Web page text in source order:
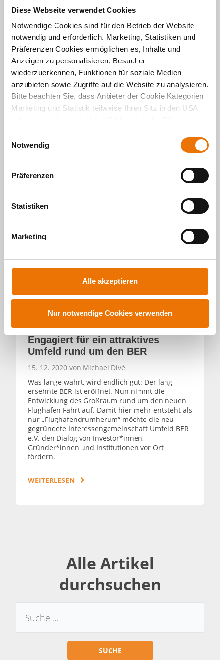
Diese Webseite verwendet Cookies
Notwendige Cookies sind für den Betrieb der Website
notwendig und erforderlich. Marketing, Statistiken und
Präferenzen Cookies ermöglichen es, Inhalte und
Anzeigen zu personalisieren, Besucher
wiederzuerkennen, Funktionen für soziale Medien
anzubieten sowie Zugriffe auf die Website zu analysieren.
Bitte beachten Sie, dass Anbieter der Cookie Kategorien
Marketing und Statistik teilweise Ihren Sitz in den USA
gewährleistet werden kann. Für weitere Informationen
“. Das Impressum finden Siehier.
a
Notwendig
Präferenzen
Statistiken
Marketing
Alle akzeptieren
Nur notwendige Cookies verwenden
Wohnen
Neuer Wohnraum am BER:
Richtfest in Schönefeld
02. 11. 2021 von Michael Divé
Mit Öffnung des neuen Flughafens entstehen
viele neue Jobs rund um den BER. Dringend
benötigten Wohnraum schafft bald ein neues
Quartier direkt am Rathaus: BUWOG NEUE MITTE
SCHÖNEFELD. Nun wurde Richtfest gefeiert.
Wohnen
Engagiert für ein attraktives
Umfeld rund um den BER
15. 12. 2020 von Michael Divé
Was lange währt, wird endlich gut: Der lang
ersehnte BER ist eröffnet. Nun nimmt die
Entwicklung des Großraum rund um den neuen
Flughafen Fahrt auf. Damit hier mehr entsteht als
nur „Flughafendrumherum“ möchte die neu
gegründete Interessengemeinschaft Umfeld BER
e.V. den Dialog von Investor*innen,
Gründer*innen und Institutionen vor Ort
fördern.
WEITERLESEN
Alle Artikel
durchsuchen